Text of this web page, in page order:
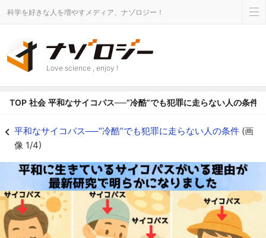
科学を好きな人を増やすメディア、ナゾロジー！
Love science , enjoy !
TOP 社会 平和なサイコパス──“冷酷”でも犯罪に走らない人の条件
平和なサイコパス──“冷酷”でも犯罪に走らない人の条件 (画
像 1/4)